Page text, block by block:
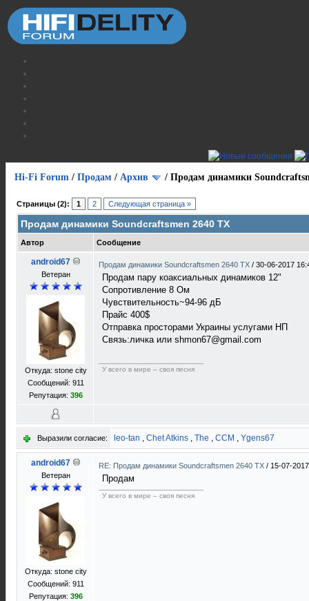
Hi-Fi Forum / Продам / Архив / Продам динамики
Страницы (2): 1 2 Следующая страница »
Продам динамики Soundcraftsmen 2640 TX
Автор Сообщение
android67
Ветеран
Откуда: stone city
Сообщений: 911
Репутация: 396
Продам динамики Soundcraftsmen 2640 TX / 30-06-2017
Продам пару коаксиальных динамиков 12"
Сопротивление 8 Ом
Чувствительность~94-96 дБ
Прайс 400$
Отправка просторами Украины услугами НП
Связь:личка или shmon67@gmail.com
У всего в мире – своя песня
Выразили согласие: leo-tan , Chet Atkins , The , ССМ , Ygens67
android67
Ветеран
Откуда: stone city
Сообщений: 911
Репутация: 396
RE: Продам динамики Soundcraftsmen 2640 TX / 15-07-
Продам
У всего в мире – своя песня